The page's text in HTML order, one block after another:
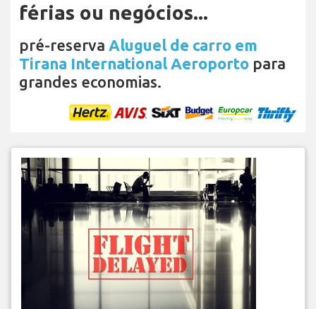
férias ou negócios...
pré-reserva Aluguel de carro em
Tirana International Aeroporto para
grandes economias.